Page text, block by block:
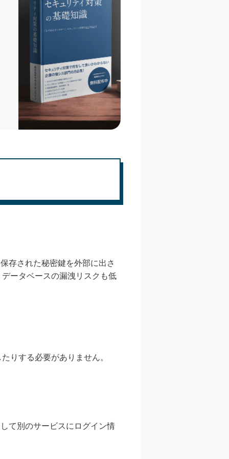
存された秘密鍵を外部に出さ
ータベースの漏洩リスクも低
りする必要がありません。
て別のサービスにログイン情